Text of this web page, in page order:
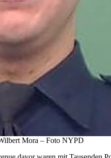
Mora – Foto NYPD